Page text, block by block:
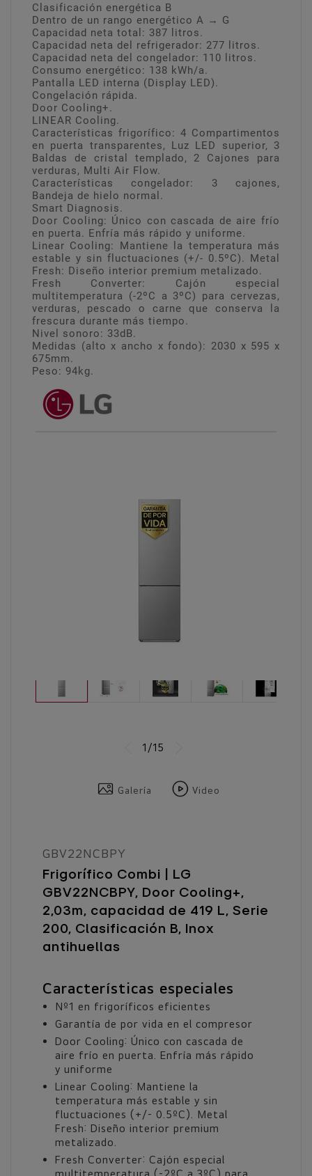
Clasificación energética B
Dentro de un rango energético A → G
Capacidad neta total: 387 litros.
Capacidad neta del refrigerador: 277 litros.
Capacidad neta del congelador: 110 litros.
Consumo energético: 138 kWh/a.
Pantalla LED interna (Display LED).
Congelación rápida.
Door Cooling+.
LINEAR Cooling.
Características frigorífico: 4 Compartimentos
en puerta transparentes, Luz LED superior, 3
Baldas de cristal templado, 2 Cajones para
verduras, Multi Air Flow.
Características congelador: 3 cajones,
Bandeja de hielo normal.
Smart Diagnosis.
Door Cooling: Único con cascada de aire frío
en puerta. Enfría más rápido y uniforme.
Linear Cooling: Mantiene la temperatura más
estable y sin fluctuaciones (+/- 0.5ºC). Metal
Fresh: Diseño interior premium metalizado.
Fresh Converter: Cajón especial
multitemperatura (-2ºC a 3ºC) para cervezas,
verduras, pescado o carne que conserva la
frescura durante más tiempo.
Nivel sonoro: 33dB.
Medidas (alto x ancho x fondo): 2030 x 595 x
675mm.
Peso: 94kg.
1/15
Galería Video
GBV22NCBPY
Frigorífico Combi | LG
GBV22NCBPY, Door Cooling+,
2,03m, capacidad de 419 L, Serie
200, Clasificación B, Inox
antihuellas
Características especiales
Nº1 en frigoríficos eficientes
Garantía de por vida en el compresor
Door Cooling: Único con cascada de
aire frío en puerta. Enfría más rápido
y uniforme
Linear Cooling: Mantiene la
temperatura más estable y sin
fluctuaciones (+/- 0.5ºC). Metal
Fresh: Diseño interior premium
metalizado.
Fresh Converter: Cajón especial
multitemperatura (-2ºC a 3ºC) para